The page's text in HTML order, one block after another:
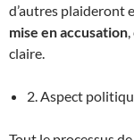
d’autres plaideront
mise en accusation
claire.
2. Aspect